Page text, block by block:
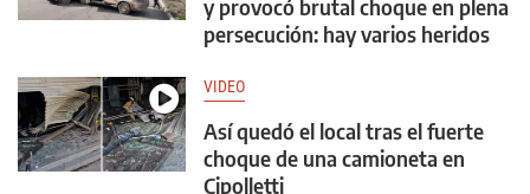
y provocó brutal choque en plena
persecución: hay varios heridos
VIDEO
Así quedó el local tras el fuerte
choque de una camioneta en
Cipolletti